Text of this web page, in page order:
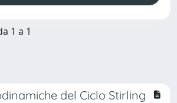
1 a 1
del Ciclo Stirling